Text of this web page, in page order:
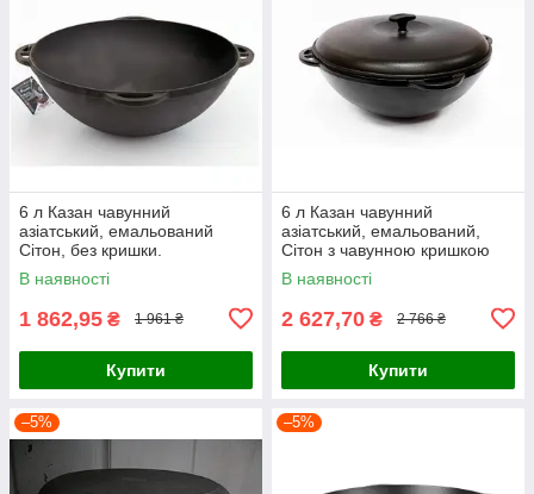
6 л Казан чавунний
азіатський, емальований
Сітон, без кришки.
В наявності
1 862,95 ₴ 1 961 ₴
Купити
6 л Казан чавунний
азіатський, емальований,
Сітон з чавунною кришкою
В наявності
2 627,70 ₴ 2 766 ₴
Купити
–5% –5%